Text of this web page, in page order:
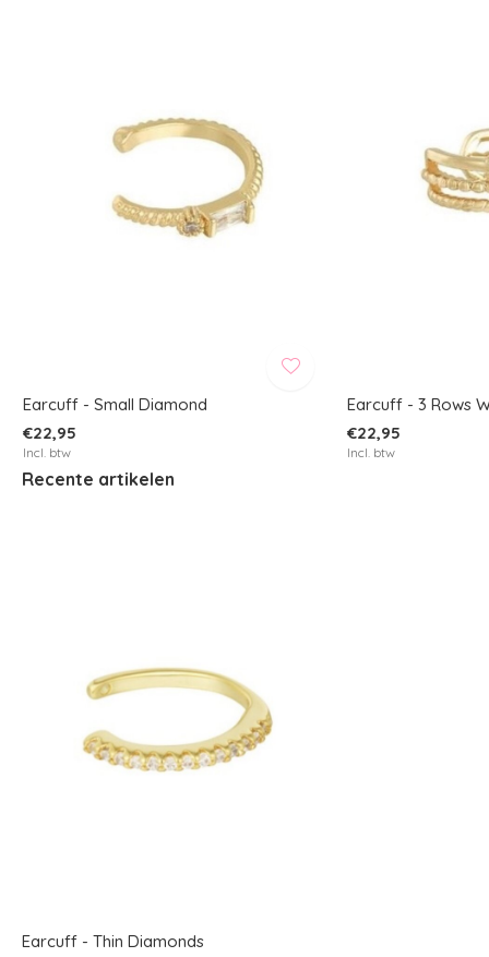
Earcuff - Small Diamond
€22,95
Incl. btw
Earcuff - 3 Rows
€22,95
Incl. btw
Recente artikelen
Earcuff - Thin Diamonds